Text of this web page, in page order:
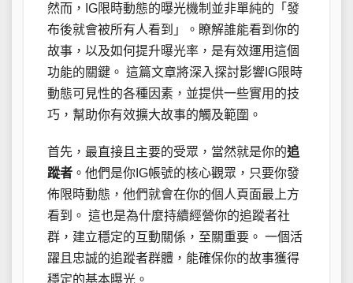
然而，IG限時動態的曝光機制並非單純的「發
布後就會被所有人看到」。瞭解誰能看到你的
故事，以及如何提升曝光率，是有效運用這個
功能的關鍵。 這篇文章將深入探討影響IG限時
動態可見性的各種因素，並提供一些實用的技
巧，幫助你有效擴大故事的觸及範圍。
首先，最直接且主要的受眾，當然就是你的追
蹤者 。他們是你IG帳號的核心觀眾，只要你發
佈限時動態，他們就會在你的個人頁面最上方
看到。 這也是為什麼持續經營你的追蹤者社
群，建立穩定的互動關係，至關重要。 一個活
躍且忠誠的追蹤者群體，能確保你的故事獲得
穩定的基本曝光。